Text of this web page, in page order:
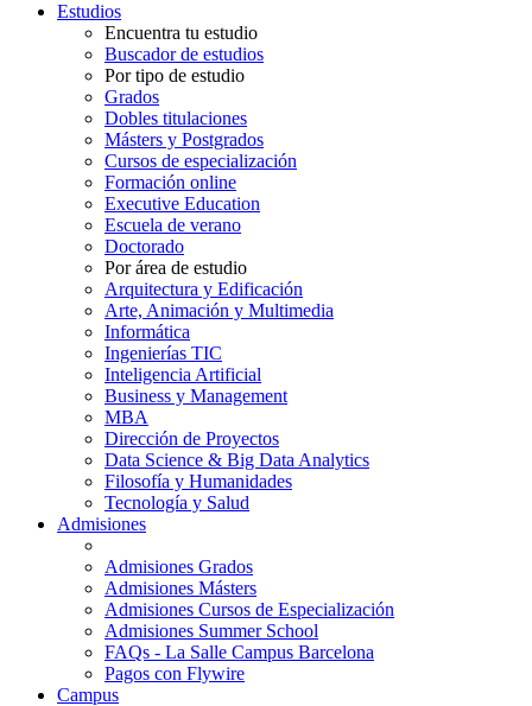
Estudios
Encuentra tu estudio
Buscador de estudios
Por tipo de estudio
Grados
Dobles titulaciones
Másters y Postgrados
Cursos de especialización
Formación online
Executive Education
Escuela de verano
Doctorado
Por área de estudio
Arquitectura y Edificación
Arte, Animación y Multimedia
Informática
Ingenierías TIC
Inteligencia Artificial
Business y Management
MBA
Dirección de Proyectos
Data Science & Big Data Analytics
Filosofía y Humanidades
Tecnología y Salud
Admisiones
Admisiones Grados
Admisiones Másters
Admisiones Cursos de Especialización
Admisiones Summer School
FAQs - La Salle Campus Barcelona
Pagos con Flywire
Campus